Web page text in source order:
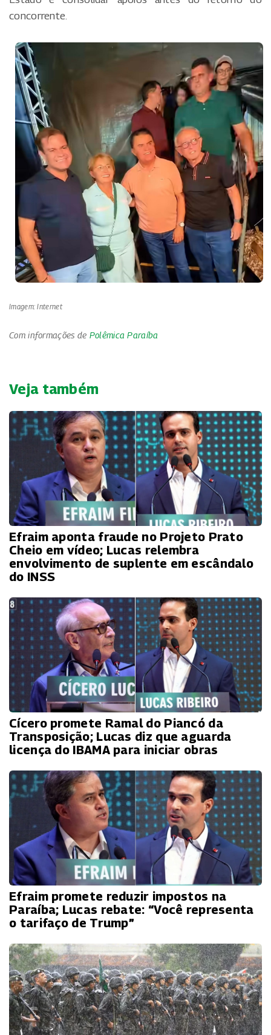
concorrente.
Imagem: Internet
Com informações de Polêmica Paraíba
Veja também
Efraim aponta fraude no Projeto Prato
Cheio em vídeo; Lucas relembra
envolvimento de suplente em escândalo
do INSS
Cícero promete Ramal do Piancó da
Transposição; Lucas diz que aguarda
licença do IBAMA para iniciar obras
Efraim promete reduzir impostos na
Paraíba; Lucas rebate: “Você representa
o tarifaço de Trump”